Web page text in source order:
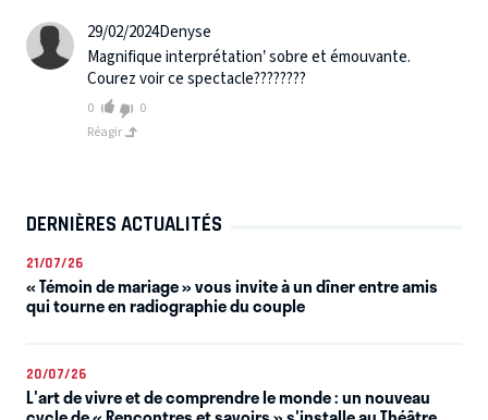
29/02/2024Denyse
Magnifique interprétation’ sobre et émouvante.
Courez voir ce spectacle????????
0
0
Réagir
DERNIÈRES ACTUALITÉS
21/07/26
« Témoin de mariage » vous invite à un dîner entre amis
qui tourne en radiographie du couple
20/07/26
L'art de vivre et de comprendre le monde : un nouveau